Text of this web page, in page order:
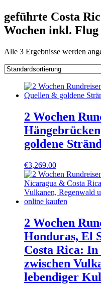
geführte Costa
Wochen inkl. Flug
Alle 3 Ergebnisse werden
2 Wochen
goldene
€3,269.00
2 Wochen
Honduras, El
Costa Rica:
zwischen
lebendiger